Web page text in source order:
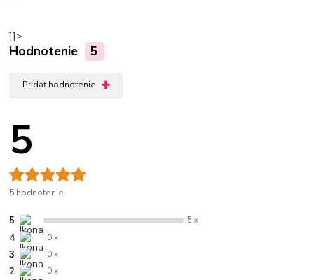
]]>
Hodnotenie 5
Pridať hodnotenie
5
5 hodnotenie
5 5 x
4 0 x
3 0 x
2 0 x